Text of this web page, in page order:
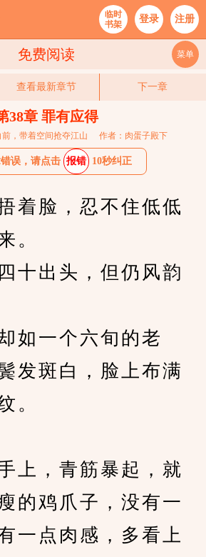
临时
书架
登录 注册
免费阅读 菜单
查看最新章节 下一章
38章 罪有应得
，带着空间抢夺江山 作者：肉蛋子殿下
误，请点击 报错 10秒纠正
脸，忍不住低低
。
出头，但仍风韵
一个六旬的老
发斑白，脸上布满
。
，青筋暴起，就
的鸡爪子，没有一
一点肉感，多看上